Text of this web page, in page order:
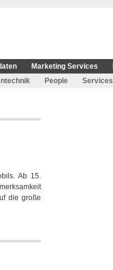
Marketing Services
People Services
Ab 15.
die große